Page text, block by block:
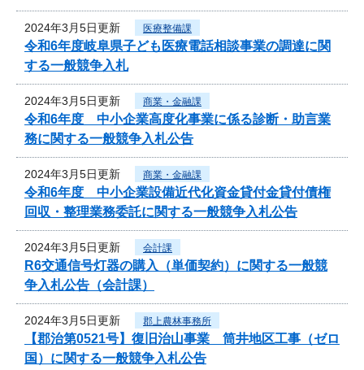
2024年3月5日更新 医療整備課
令和6年度岐阜県子ども医療電話相談事業の調達に関
する一般競争入札
2024年3月5日更新 商業・金融課
令和6年度 中小企業高度化事業に係る診断・助言業
務に関する一般競争入札公告
2024年3月5日更新 商業・金融課
令和6年度 中小企業設備近代化資金貸付金貸付債権
回収・整理業務委託に関する一般競争入札公告
2024年3月5日更新 会計課
R6交通信号灯器の購入（単価契約）に関する一般競
争入札公告（会計課）
2024年3月5日更新 郡上農林事務所
【郡治第0521号】復旧治山事業 筒井地区工事（ゼロ
国）に関する一般競争入札公告